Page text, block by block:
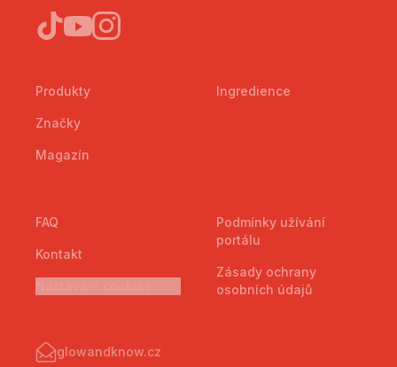
Produkty
Značky
Magazín
Ingredience
FAQ
Kontakt
Podmínky užívání
portálu
Zásady ochrany
osobních údajů
glowandknow.cz